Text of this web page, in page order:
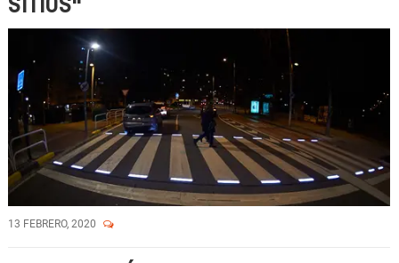
SITIOS"
13 FEBRERO, 2020